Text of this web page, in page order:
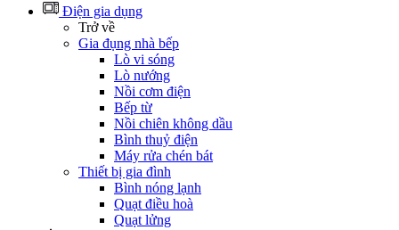
Điện gia dụng
Trở về
Gia đụng nhà bếp
Lò vi sóng
Lò nướng
Nồi cơm điện
Bếp từ
Nồi chiên không dầu
Bình thuỷ điện
Máy rửa chén bát
Thiết bị gia đình
Bình nóng lạnh
Quạt điều hoà
Quạt lửng